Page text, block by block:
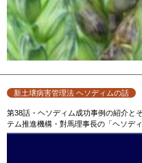
新土壌病害管理法 ヘソディムの話
第38話・ヘソディム成功事例の紹介と
テム推進機構・對馬理事長の「ヘソディ